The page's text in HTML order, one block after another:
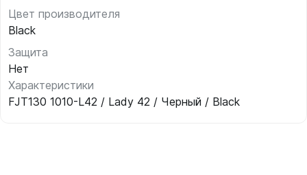
Цвет производителя
Black
Защита
Нет
Характеристики
FJT130 1010-L42 / Lady 42 / Черный / Black